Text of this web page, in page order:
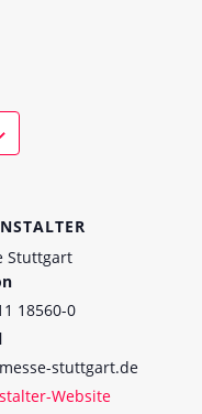
Stuttgart
18560-0
stuttgart.de
Website